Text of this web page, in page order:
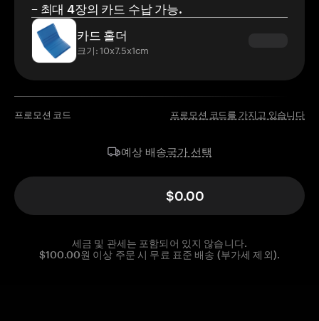
– 최대 4장의 카드 수납 가능.
카드 홀더
크기: 10x7.5x1cm
프로모션 코드 프로모션 코드를 가지고 있습니다
예상 배송국가 선택
$0.00
세금 및 관세는 포함되어 있지 않습니다.
$100.00원 이상 주문 시 무료 표준 배송 (부가세 제외).